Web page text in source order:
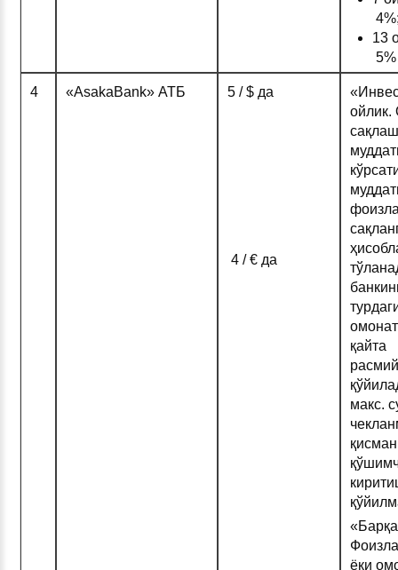
13
5%
4 «AsakaBank» АТБ 5 / $ да
4 / € да
ойлик.
қайта
макс.
ёки